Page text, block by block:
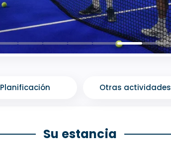
Planificación Otras actividades
Su estancia